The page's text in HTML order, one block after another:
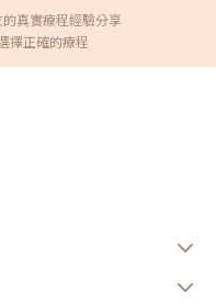
真實療程經驗分享
擇正確的療程